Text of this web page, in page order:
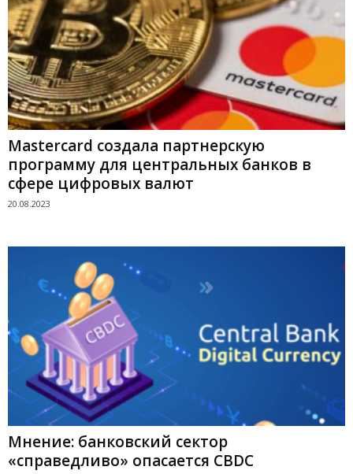
Mastercard создала партнерскую
программу для центральных банков в
сфере цифровых валют
20.08.2023
Мнение: банковский сектор
«справедливо» опасается CBDC